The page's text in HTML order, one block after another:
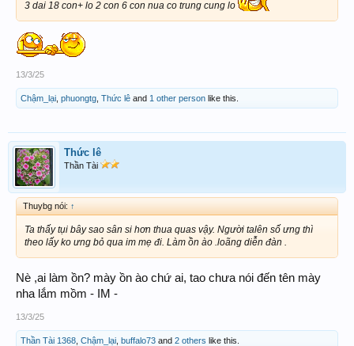
3 dai 18 con+ lo 2 con 6 con nua co trung cung lo
13/3/25
Chậm_lại phuongtg Thức lê and 1 other person like this.
Thức lê
Thần Tài
Thuybg nói: ↑
Ta thấy tụi bây sao sân si hơn thua quas vậy. Người talên số ưng thì
theo lấy ko ưng bỏ qua im mẹ đi. Làm ồn ào .loãng diễn đàn .
Nè ,ai làm ồn? mày ồn ào chứ ai, tao chưa nói đến tên mày
nha lắm mồm - IM -
13/3/25
Thần Tài 1368 Chậm_lại buffalo73 and 2 others like this.